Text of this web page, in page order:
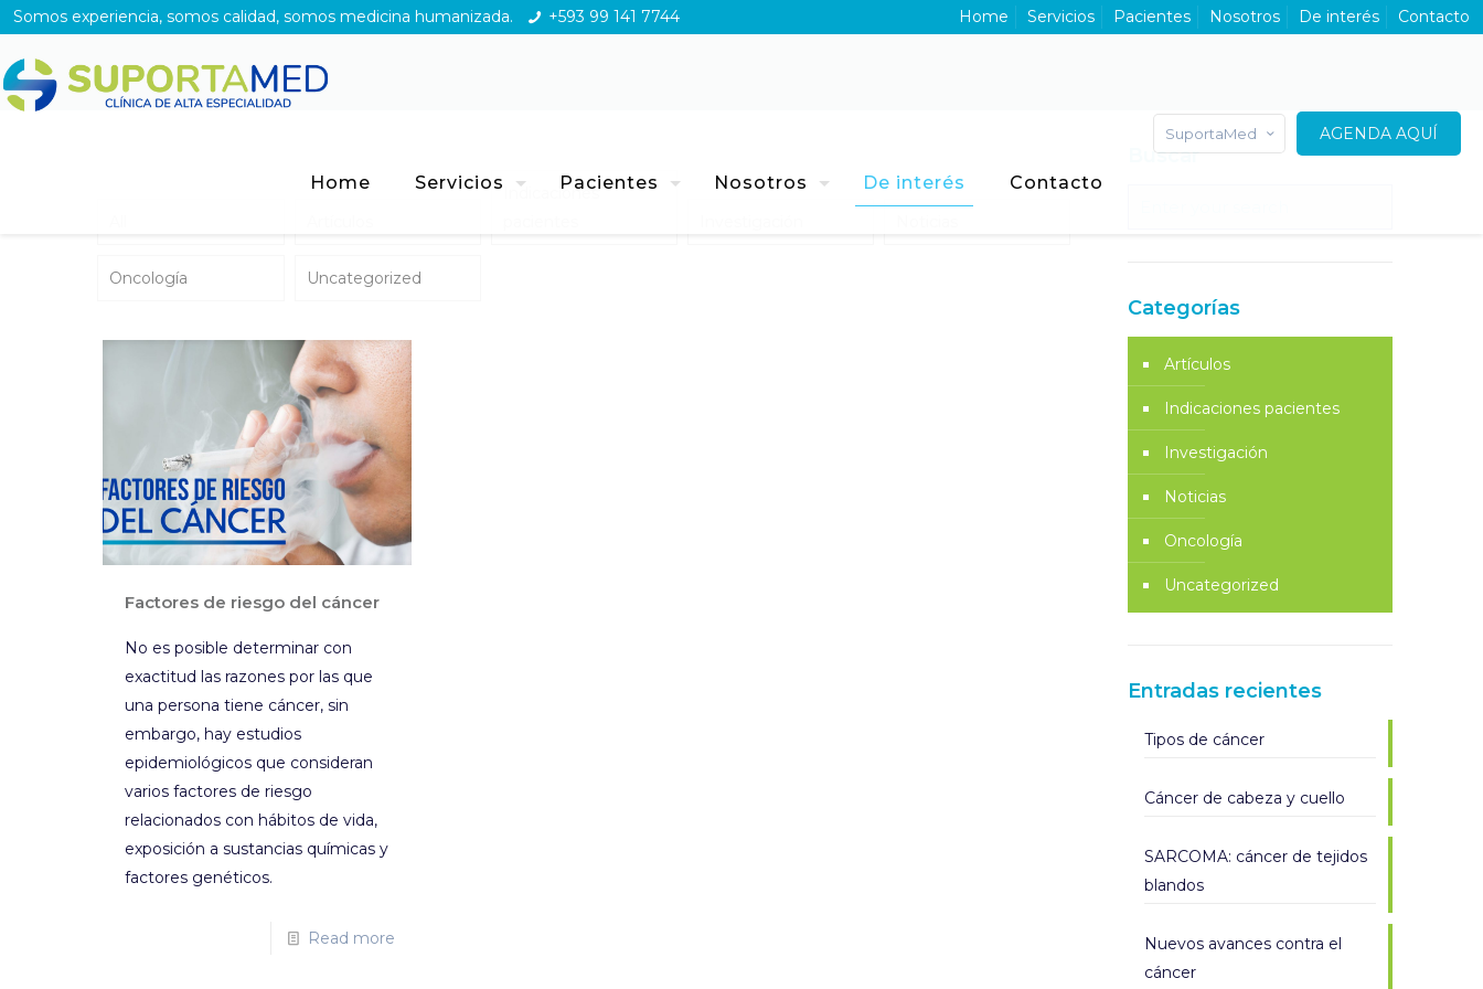
Somos experiencia, somos calidad, somos medicina humanizada. +593 99 141 7744 Home Servicios Pacientes Nosotros De interés Contacto
Home Servicios Pacientes Nosotros De interés Contacto
SuportaMed AGENDA AQUÍ
Indicaciones
Oncología Uncategorized
Factores de riesgo del cáncer
No es posible determinar con
exactitud las razones por las que
una persona tiene cáncer, sin
embargo, hay estudios
epidemiológicos que consideran
varios factores de riesgo
relacionados con hábitos de vida,
exposición a sustancias químicas y
factores genéticos.
Read more
Buscar
Categorías
Artículos
Indicaciones pacientes
Investigación
Noticias
Oncología
Uncategorized
Entradas recientes
Tipos de cáncer
Cáncer de cabeza y cuello
SARCOMA: cáncer de tejidos
blandos
Nuevos avances contra el
cáncer